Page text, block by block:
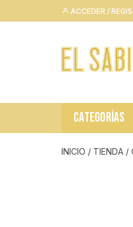
al
ACCEDER /
CATEGORÍAS
INICIO / TIENDA /